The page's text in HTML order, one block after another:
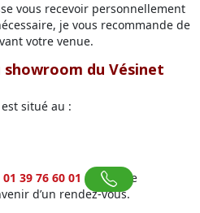
vous recevoir personnellement
je vous recommande de
votre venue.
du Vésinet
situé au :
01 39 76 60 01 pour me
d’un rendez-vous.